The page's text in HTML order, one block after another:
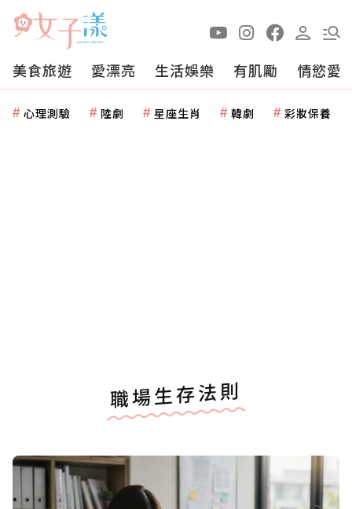
美食旅遊 愛漂亮 生活娛樂 有肌勵 情慾愛
心理測驗 陸劇 星座生肖 韓劇 彩妝保養
職場生存法則